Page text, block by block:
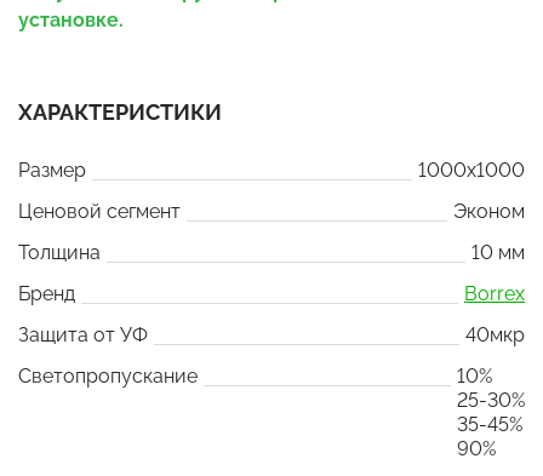
установке.
ХАРАКТЕРИСТИКИ
Размер
1000x1000
Ценовой сегмент
Эконом
Толщина
10 мм
Бренд
Borrex
Защита от УФ
40мкр
Светопропускание
10%
25-30%
35-45%
90%